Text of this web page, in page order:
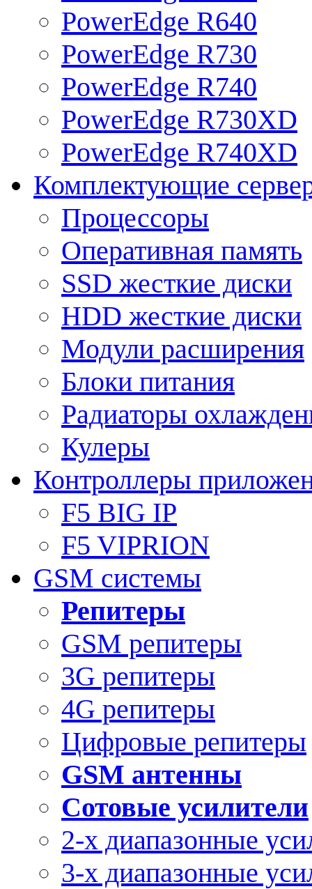
PowerEdge R640
PowerEdge R730
PowerEdge R740
PowerEdge R730XD
PowerEdge R740XD
Комплектующие
Процессоры
Оперативная память
SSD жесткие диски
HDD жесткие диски
Модули расширения
Блоки питания
Радиаторы
Кулеры
Контроллеры
F5 BIG IP
F5 VIPRION
GSM системы
Репитеры
GSM репитеры
3G репитеры
4G репитеры
Цифровые репитеры
GSM антенны
Сотовые усилители
2-х диапазонные
3-х диапазонные